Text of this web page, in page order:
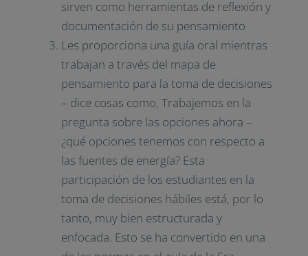
sirven como herramientas de reflexión y
documentación de su pensamiento
Les proporciona una guía oral mientras
trabajan a través del mapa de
pensamiento para la toma de decisiones
– dice cosas como, Trabajemos en la
pregunta sobre las opciones ahora –
¿qué opciones tenemos con respecto a
las fuentes de energía? Esta
participación de los estudiantes en la
toma de decisiones hábiles está, por lo
tanto, muy bien estructurada y
enfocada. Esto se ha convertido en una